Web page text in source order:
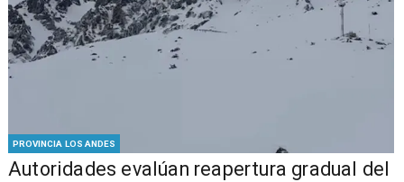
PROVINCIA LOS ANDES
​​Autoridades evalúan reapertura gradual del